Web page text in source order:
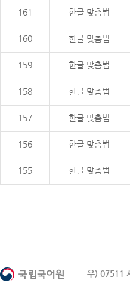
161 한글 맞춤법
160 한글 맞춤법
159 한글 맞춤법
158 한글 맞춤법
157 한글 맞춤법
156 한글 맞춤법
155 한글 맞춤법
우) 07511